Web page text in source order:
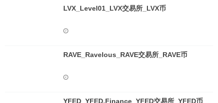
LVX_Level01_LVX交易所_LVX币
RAVE_Ravelous_RAVE交易所_RAVE币
YFED_YFED.Finance_YFED交易所_YFED币